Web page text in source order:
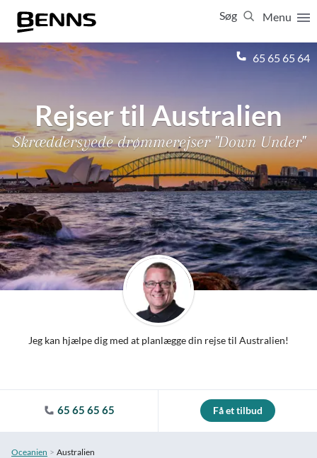
Menu
Søg
65 65 65 64
Rejser til Australien
Skræddersyede drømmerejser "Down Under"
Jeg kan hjælpe dig med at planlægge din rejse til Australien!
65 65 65 65 Få et tilbud
Oceanien Australien
Luk
Vis resultater for:
Ferierejser
Firma- og temarejser
Studierejser